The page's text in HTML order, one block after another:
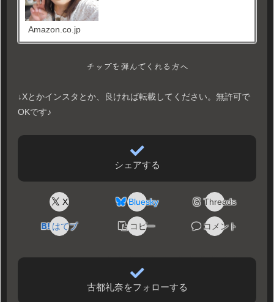
Amazon.co.jp
チップを弾んでくれる方へ
↓Xとかインスタとか、良ければ転載してください。無許可で
OKです♪
シェアする
X Bluesky Threads
はてブ コピー コメント
古都礼奈をフォローする